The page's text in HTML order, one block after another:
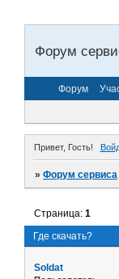
Форум
Форум
Привет, Гость!
»Форум сервиса
Где скачать?
Страница:1
Soldat